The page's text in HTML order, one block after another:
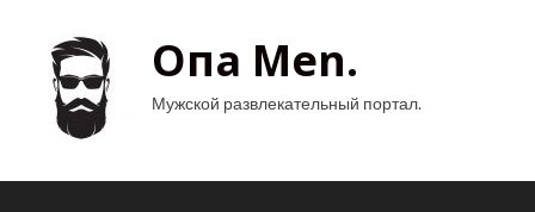
Опа Men.
Мужской развлекательный портал.